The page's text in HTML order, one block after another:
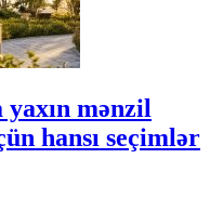
mənzil
hansı seçimlər